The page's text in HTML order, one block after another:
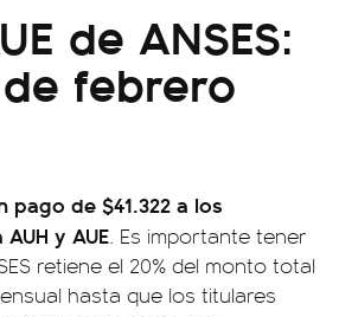
de ANSES:
febrero
pago de $41.322 a los
y AUE. Es importante tener
retiene el 20% del monto total
hasta que los titulares